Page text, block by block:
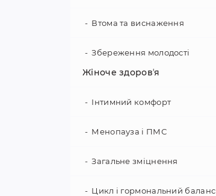
Втома та виснаження
Збереження молодості
Жіноче здоровʼя
Інтимний комфорт
Менопауза і ПМС
Загальне зміцнення
Цикл і гормональний баланс